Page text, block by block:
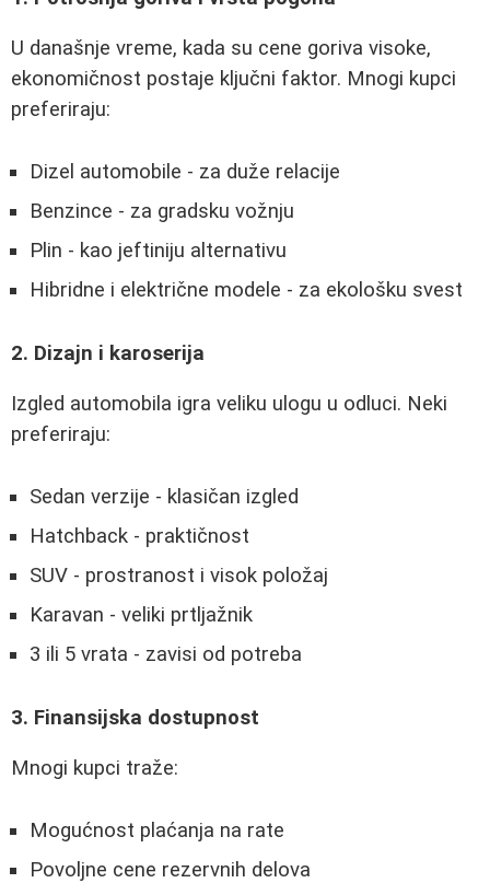
U današnje vreme, kada su cene goriva visoke,
ekonomičnost postaje ključni faktor. Mnogi kupci
preferiraju:
Dizel automobile - za duže relacije
Benzince - za gradsku vožnju
Plin - kao jeftiniju alternativu
Hibridne i električne modele - za ekološku svest
2. Dizajn i karoserija
Izgled automobila igra veliku ulogu u odluci. Neki
preferiraju:
Sedan verzije - klasičan izgled
Hatchback - praktičnost
SUV - prostranost i visok položaj
Karavan - veliki prtljažnik
3 ili 5 vrata - zavisi od potreba
3. Finansijska dostupnost
Mnogi kupci traže:
Mogućnost plaćanja na rate
Povoljne cene rezervnih delova